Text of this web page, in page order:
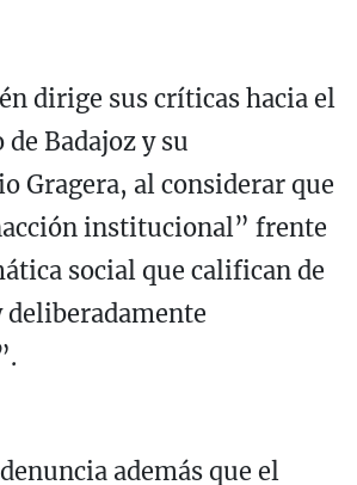
dirige sus críticas hacia el
Badajoz y su
Gragera, al considerar que
institucional” frente
social que califican de
además que el